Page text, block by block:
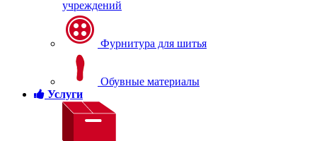
учреждений
Фурнитура для шитья
Обувные материалы
Услуги